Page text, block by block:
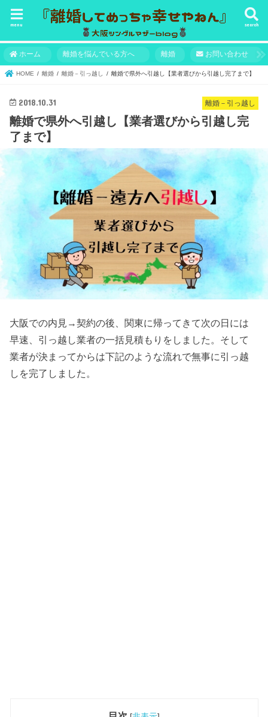
search
menu
ホーム 離婚を悩んでいる方へ 離婚 お問い合わせ
HOME 離婚 離婚－引っ越し 離婚で県外へ引越し【業者選びから引越し完了まで】
離婚－引っ越し
2018.10.31
離婚で県外へ引越し【業者選びから引越し完
了まで】
大阪での内見→契約の後、関東に帰ってきて次の日には
早速、引っ越し業者の一括見積もりをしました。そして
業者が決まってからは下記のような流れで無事に引っ越
しを完了しました。